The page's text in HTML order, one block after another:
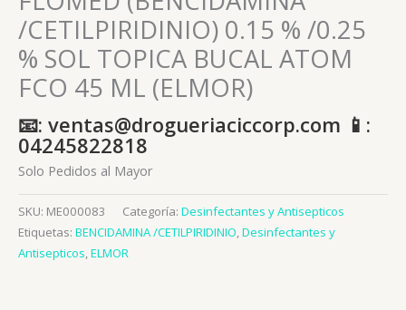
/CETILPIRIDINIO) 0.15 % /0.25
% SOL TOPICA BUCAL ATOM
FCO 45 ML (ELMOR)
📧: ventas@drogueriaciccorp.com 📱:
04245822818
Solo Pedidos al Mayor
SKU: ME000083 Categoría: Desinfectantes y Antisepticos
Etiquetas: BENCIDAMINA /CETILPIRIDINIO,Desinfectantes y
Antisepticos,ELMOR